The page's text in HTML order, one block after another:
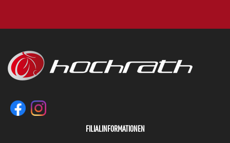
FILIALINFORMATIONEN